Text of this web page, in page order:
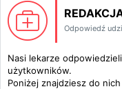
Odpowiedź
Nasi lekarze
użytkowników.
Poniżej znajdziesz do